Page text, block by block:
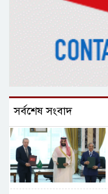
সর্বশেষ সংবাদ